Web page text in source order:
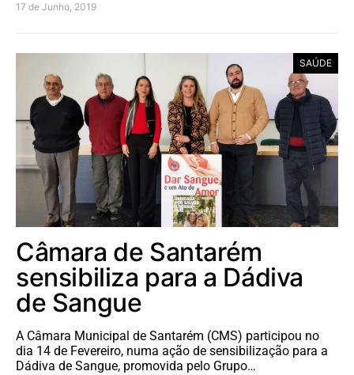
17 de Junho, 2019
SAÚDE
Câmara de Santarém
sensibiliza para a Dádiva
de Sangue
A Câmara Municipal de Santarém (CMS) participou no
dia 14 de Fevereiro, numa ação de sensibilização para a
Dádiva de Sangue, promovida pelo Grupo…